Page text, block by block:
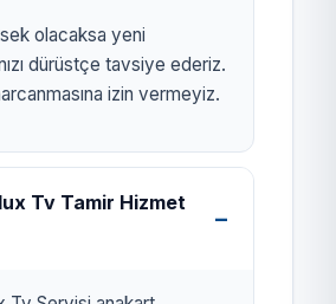
olacaksa yeni
dürüstçe tavsiye ederiz.
izin vermeyiz.
Tv Tamir Hizmet